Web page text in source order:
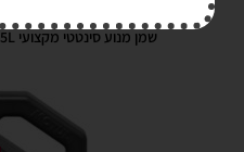
שמן מנוע סינטטי מקצועי Motul 8100 X-cess 5W40 5L